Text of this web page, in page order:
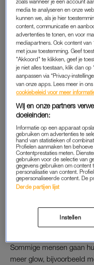
WAS JE
Misschien zijn je
als je ongesteld bent (of
lichter uitpakken en kan
Zorg er dus voor dat je je
CHECK DIT EVEN
Vaak gebruik je alleen in
klopt, die fles gaat
diezelfde flacon er weer
zijn. En dat kan het
al een jaar geopend in de
mooiste resultaat.
DOE JIJ DÍT NA
Sommige mensen gaan
meer glow, bijvoorbeeld
media te analyseren en onze
kunnen we, als je hier
content, communicatie en
advertenties te tonen, en voor
mediapartners. Ook content
met jouw toestemming. Geef
"Akkoord" te klikken, geef je
je niet alles toestaan, klik dan op
aanpassen via “Privacy-
van onze apps. Lees meer in
cookiebeleid voor meer
Wij en onze partners
doeleinden:
Informatie op een apparaat
gebruiken om advertenties te
hand van statistieken of
Profielen aanmaken ten
Contentprestaties meten.
gebruiken voor de selectie van
gegevens gebruiken om content
personalisatie van content.
gepersonaliseerde content. De
Derde partijen lijst
Instellen